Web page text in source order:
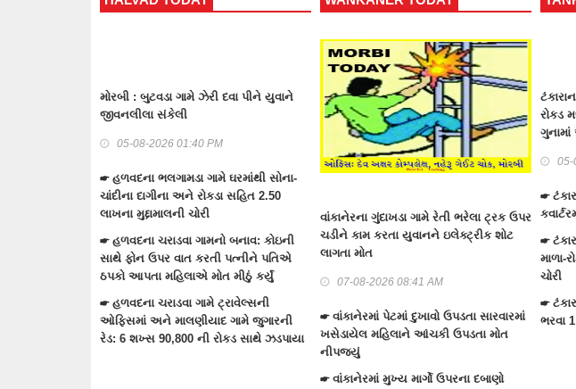
ગામે ઝેરી દવા પીને યુવાને
ગામે ઘરમાંથી સોના-
અને રોકડા સહિત 2.50
ગામનો બનાવ: કોઇની
કરતી પત્નીને પતિએ
મોત મીઠું કર્યું
ગામે જુગારની
ની રોકડ સાથે ઝડપાયા
વાંકાનેરના ગુંદાખડા ગામે રેતી ભરેલા ટ્રક ઉપર
ચડીને કામ કરતા યુવાનને ઇલેક્ટ્રીક શોટ
લાગતા મોત
07-08-2026 08:41 AM
☛ વાંકાનેરમાં પેટમાં દુખાવો ઉપડતા સારવારમાં
ખસેડાયેલ મહિલાને આંચકી ઉપડતા મોત
☛ વાંકાનેરમાં મુખ્ય માર્ગો ઉપરના દબાણો
ટંકારાના સરાયા ગામે ઘરમાંથી સોનાની માળા-
રોકડ મળીને 1.72 લાખના મુદામાલની ચોરીન
ગુનામાં એક આરોપી પકડાયો, 2 ની શોધખોળ
05-08-2026 10:21 PM
☛ ટંકારાના લજાઈ ગામે ક્લબ 36 ના લેબર
કવાર્ટરમાં યુવાને અંતિમ પગલું ભર્યું
☛ ટંકારાના સરાયા ગામે ઘરમાંથી સોનાની
માળા-રોકડ મળીને 1.72 લાખના મુદામાલની
ચોરી
☛ ટંકારા તાલુકાનાં ડેમી -2 ડેમમાંથી ચેકડેમો
ભરવા 1 દરવાજો 1 ફૂટ ખોલ્યો